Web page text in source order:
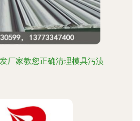
厂家教您正确清理模具污渍